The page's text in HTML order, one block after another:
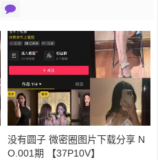
没有圆子 微密圈图片下载分享 N
O.001期 【37P10V】